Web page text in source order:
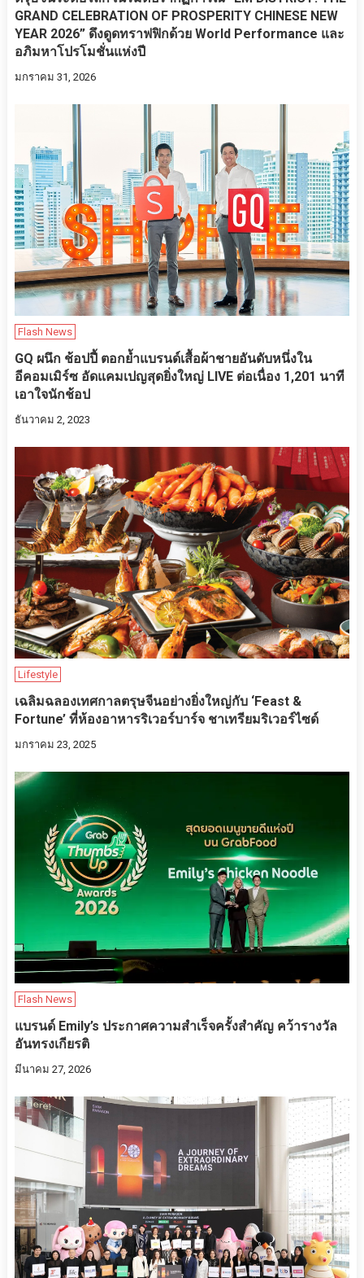
GRAND CELEBRATION OF PROSPERITY CHINESE NEW
YEAR 2026” ดึงดูดทราฟฟิกด้วย World Performance และ
อภิมหาโปรโมชั่นแห่งปี
มกราคม 31, 2026
Flash News
GQ ผนึก ช้อปปี้ ตอกย้ำแบรนด์เสื้อผ้าชายอันดับหนึ่งใน
อีคอมเมิร์ซ อัดแคมเปญสุดยิ่งใหญ่ LIVE ต่อเนื่อง 1,201 นาที
เอาใจนักช้อป
ธันวาคม 2, 2023
Lifestyle
เฉลิมฉลองเทศกาลตรุษจีนอย่างยิ่งใหญ่กับ ‘Feast &
Fortune’ ที่ห้องอาหารริเวอร์บาร์จ ชาเทรียมริเวอร์ไซด์
มกราคม 23, 2025
Flash News
แบรนด์ Emily’s ประกาศความสำเร็จครั้งสำคัญ คว้ารางวัล
อันทรงเกียรติ
มีนาคม 27, 2026